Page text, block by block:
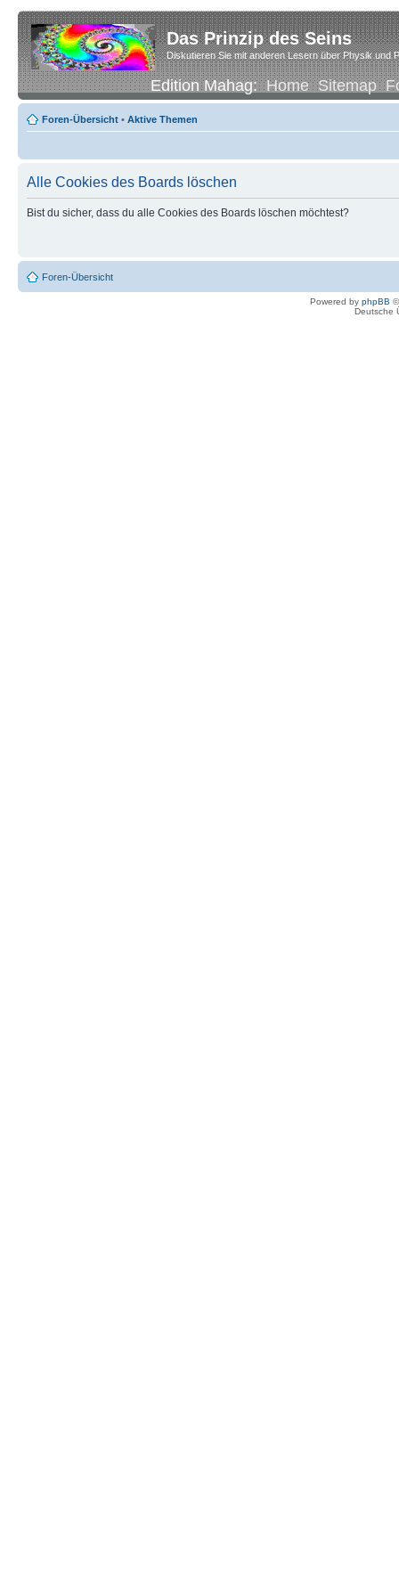
Das Prinzip des Seins
Diskutieren Sie mit anderen Lesern über Physik und
Edition Mahag:Home Sitemap
Foren-Übersicht • Aktive Themen
Alle Cookies des Boards löschen
Bist du sicher, dass du alle Cookies des Boards löschen möchtest?
Foren-Übersicht
Powered by phpBB
Deutsche